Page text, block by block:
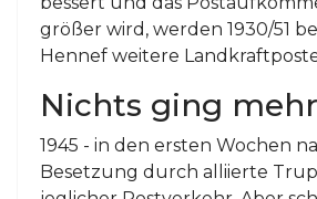
größer wird, werden 1930/51
Hennef weitere
Nichts ging mehr
1945 - in den ersten Wochen
Besetzung durch alliierte